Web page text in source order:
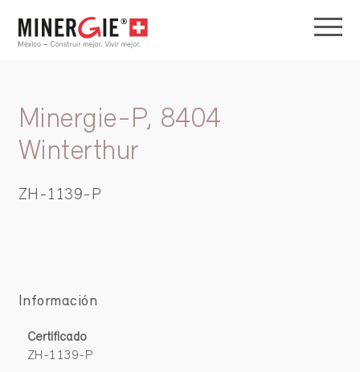
Minergie-P, 8404
Winterthur
ZH-1139-P
Información
Certificado
ZH-1139-P